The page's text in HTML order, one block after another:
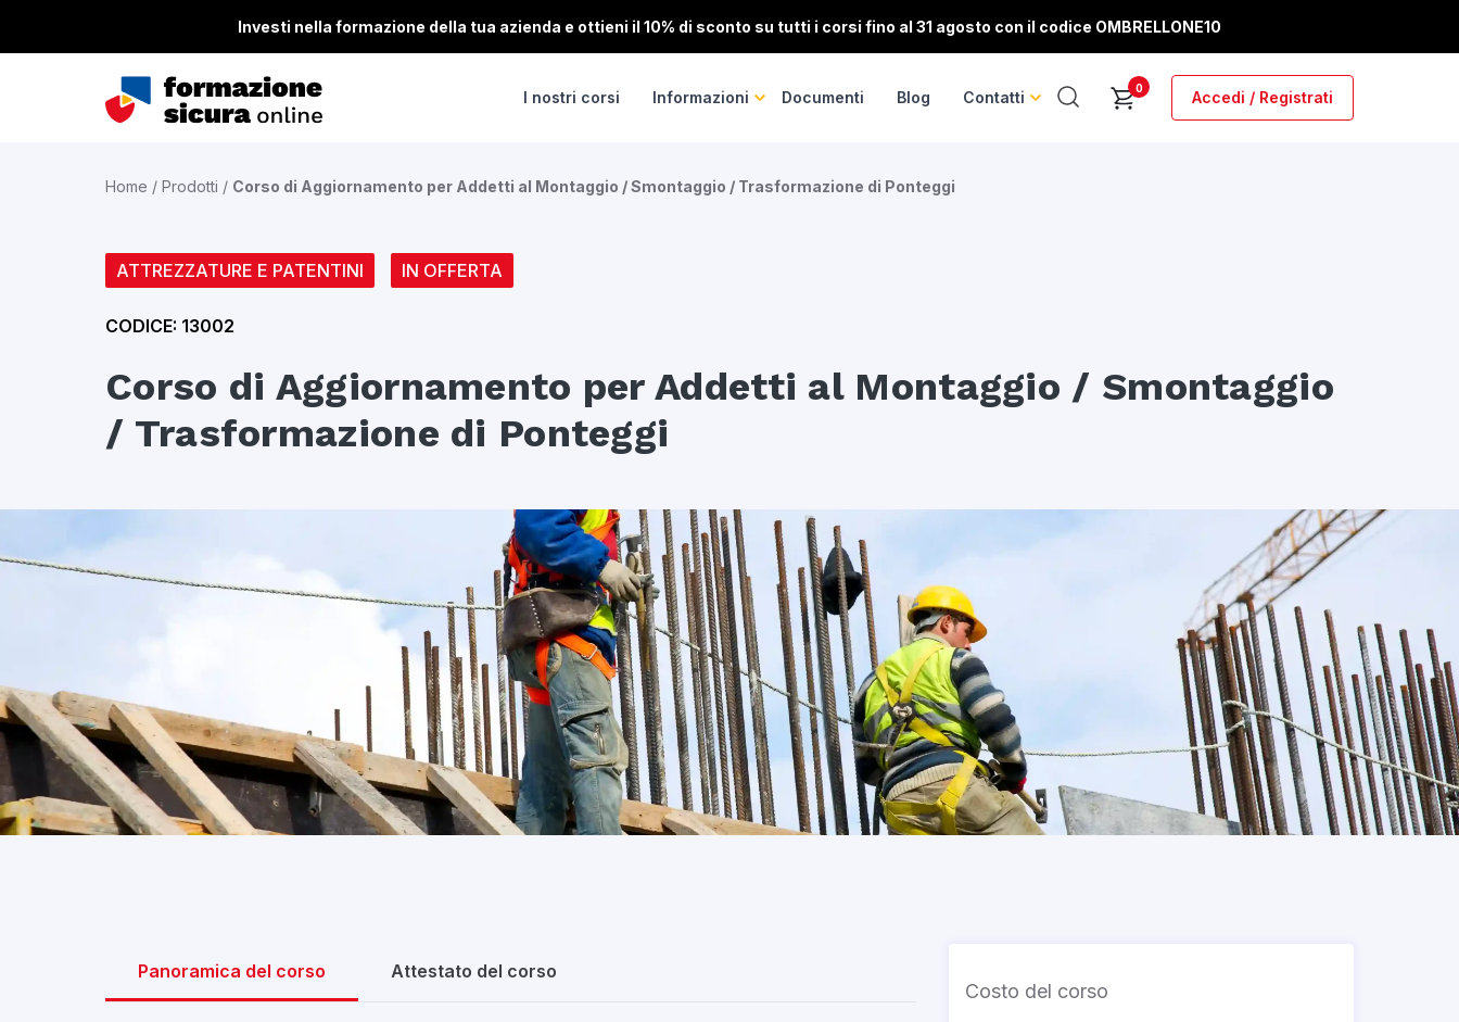
Investi nella formazione della tua azienda e ottieni il 10% di sconto su tutti i corsi fino al 31 agosto con il codice OMBRELLONE10
I nostri corsi Informazioni Documenti Blog Contatti 0 Accedi / Registrati
Home / Prodotti / Corso di Aggiornamento per Addetti al Montaggio / Smontaggio / Trasformazione di Ponteggi
ATTREZZATURE E PATENTINI IN OFFERTA
CODICE: 13002
Corso di Aggiornamento per Addetti al Montaggio / Smontaggio
/ Trasformazione di Ponteggi
Panoramica del corso Attestato del corso
Costo del corso